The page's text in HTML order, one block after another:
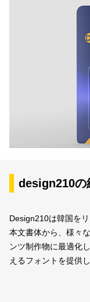
design210の
Design210は韓国を
本文書体から、様々
ンツ制作物に最適化
えるフォントを提供